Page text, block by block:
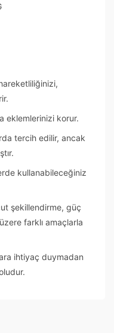
eklemlerinizi korur.
tercih edilir, ancak
kullanabileceğiniz
şekillendirme, güç
farklı amaçlarla
ihtiyaç duymadan